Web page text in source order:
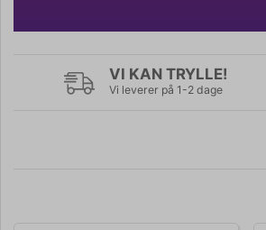
VI KAN TRYLLE!
Vi leverer på 1-2 dage